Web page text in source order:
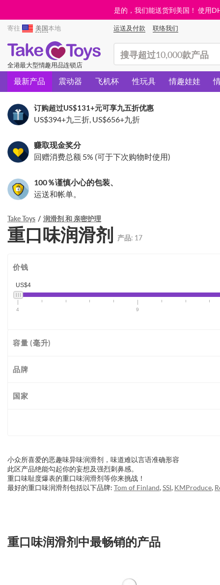
是的，我们能送货到美国！ 使用
寄往 美国本地 运送及付款 联络我们
全港最大型情趣用品连锁店
最新产品 震动器 飞机杯 性玩具 情趣娃娃
订购超过US$131+元可享九五折优惠
US$394+九三折, US$656+九折
赚取现金奖分
回赠消费总额 5% (可于下次购物时使用)
100％谨慎小心的包装、
运送和帐单。
Take Toys 润滑剂 和 亲密护理
重口味润滑剂 产品: 17
价钱
US$4
4 9
容量 (毫升)
品牌
国家
小众所喜爱的恶趣味异味润滑剂，味道难以言语准确形容
此区产品绝能勾起你的妄想及强烈刺鼻感。
重口味耻度爆表的重口味润滑剂等你来挑战！
最好的重口味润滑剂包括以下品牌: Tom of Finland,SSI, KMProduce,
重口味润滑剂中最畅销的产品